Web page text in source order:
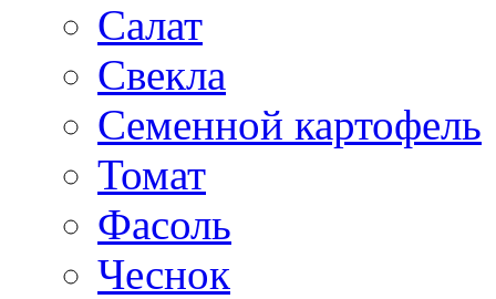
Салат
Свекла
Семенной картофель
Томат
Фасоль
Чеснок